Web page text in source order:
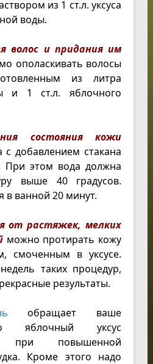
из 1 ст.л. уксуса
воды.
волос и придания им
ополаскивать волосы
из литра
и 1 ст.л. яблочного
состояния кожи
с добавлением стакана
При этом вода должна
выше 40 градусов.
ванной 20 минут.
от растяжек, мелких
можно протирать кожу
смоченным в уксусе.
таких процедур,
результаты.
обращает ваше
яблочный уксус
при повышенной
Кроме этого надо